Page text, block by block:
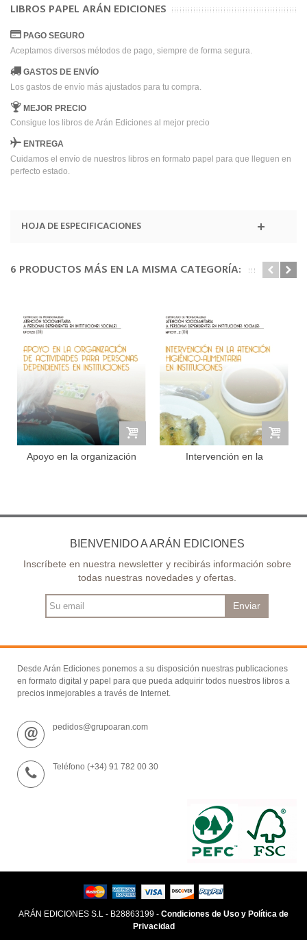
LIBROS PAPEL ARÁN EDICIONES
PAGO SEGURO
Aceptamos diversos métodos de pago, siempre de forma segura.
GASTOS DE ENVÍO
Los gastos de envío más ajustados para tu compra.
MEJOR PRECIO
Consigue los libros de Arán Ediciones al mejor precio
ENTREGA
Cuidamos el envío de nuestros libros en formato papel para que lleguen en
perfecto estado.
HOJA DE ESPECIFICACIONES
6 PRODUCTOS MÁS EN LA MISMA CATEGORÍA:
Apoyo en la organización
Intervención en la
BIENVENIDO A ARÁN EDICIONES
Inscríbete en nuestra newsletter y recibirás información sobre
todas nuestras novedades y ofertas.
Enviar
Desde Arán Ediciones ponemos a su disposición nuestras publicaciones
en formato digital y papel para que pueda adquirir todos nuestros libros a
precios inmejorables a través de Internet.
pedidos@grupoaran.com
Teléfono (+34) 91 782 00 30
ARÁN EDICIONES S.L - B28863199 - Condiciones de Uso y Política de
Privacidad